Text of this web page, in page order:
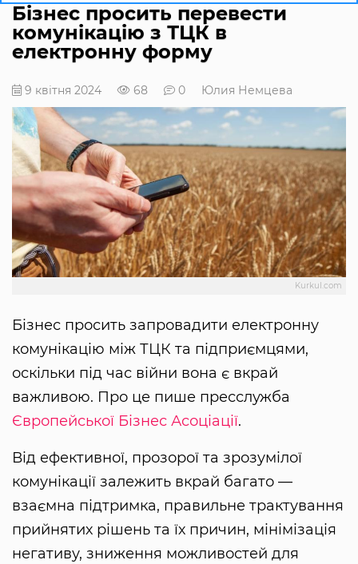
Бізнес просить перевести
комунікацію з ТЦК в
електронну форму
9 квітня 2024 68 0 Юлия Немцева
Kurkul.com
Бізнес просить запровадити електронну
комунікацію між ТЦК та підприємцями,
оскільки під час війни вона є вкрай
важливою. Про це пише пресслужба
Європейської Бізнес Асоціації.
Від ефективної, прозорої та зрозумілої
комунікації залежить вкрай багато —
взаємна підтримка, правильне трактування
прийнятих рішень та їх причин, мінімізація
негативу, зниження можливостей для